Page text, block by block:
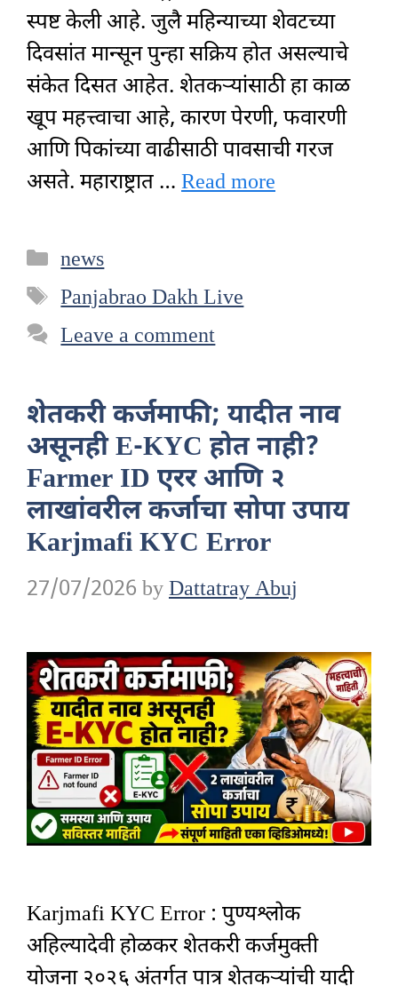
स्पष्ट केली आहे. जुलै महिन्याच्या शेवटच्या
दिवसांत मान्सून पुन्हा सक्रिय होत असल्याचे
संकेत दिसत आहेत. शेतकऱ्यांसाठी हा काळ
खूप महत्त्वाचा आहे, कारण पेरणी, फवारणी
आणि पिकांच्या वाढीसाठी पावसाची गरज
असते. महाराष्ट्रात … Read more
Categories
news
Tags
Panjabrao Dakh Live
Leave a comment
शेतकरी कर्जमाफी; यादीत नाव
असूनही E-KYC होत नाही?
Farmer ID एरर आणि २
लाखांवरील कर्जाचा सोपा उपाय
Karjmafi KYC Error
27/07/2026 byDattatray Abuj
Karjmafi KYC Error : पुण्यश्लोक
अहिल्यादेवी होळकर शेतकरी कर्जमुक्ती
योजना २०२६ अंतर्गत पात्र शेतकऱ्यांची यादी